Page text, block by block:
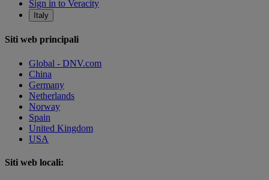
Sign in to Veracity
Italy
Siti web principali
Global - DNV.com
China
Germany
Netherlands
Norway
Spain
United Kingdom
USA
Siti web locali: